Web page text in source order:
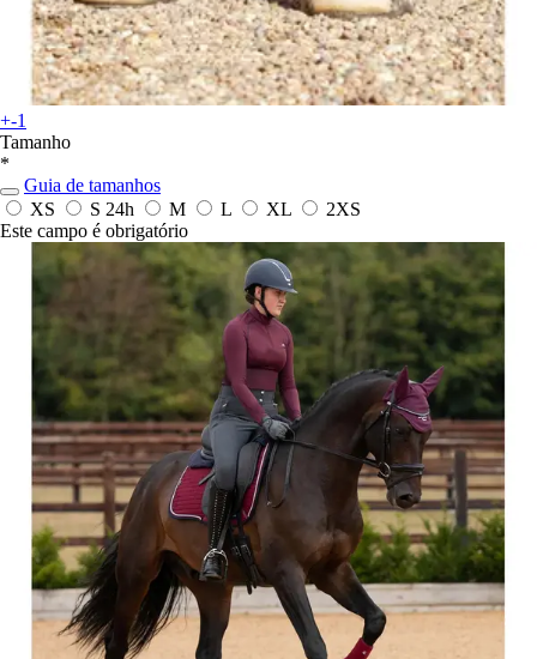
+-1
Tamanho
*
Guia de tamanhos
XS
S 24h M L XL
2XS
Este campo é obrigatório